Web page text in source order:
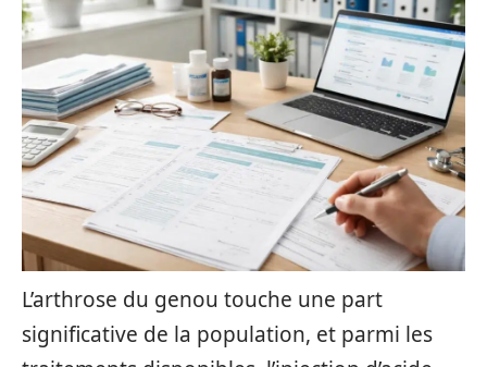
L’arthrose du genou touche une part
significative de la population, et parmi les